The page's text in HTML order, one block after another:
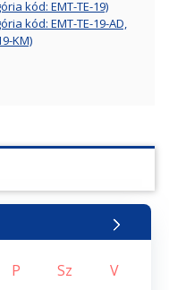
P Sz
V
kód: EMT-TE-19)
kód: EMT-TE-19-AD,
KM)